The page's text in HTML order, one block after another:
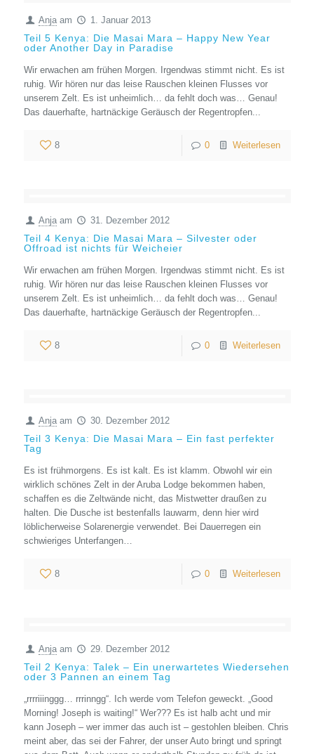
Anja am 1. Januar 2013
Teil 5 Kenya: Die Masai Mara – Happy New Year
oder Another Day in Paradise
Wir erwachen am frühen Morgen. Irgendwas stimmt nicht. Es ist
ruhig. Wir hören nur das leise Rauschen kleinen Flusses vor
unserem Zelt. Es ist unheimlich… da fehlt doch was… Genau!
Das dauerhafte, hartnäckige Geräusch der Regentropfen...
8 0 Weiterlesen
Anja am 31. Dezember 2012
Teil 4 Kenya: Die Masai Mara – Silvester oder
Offroad ist nichts für Weicheier
Wir erwachen am frühen Morgen. Irgendwas stimmt nicht. Es ist
ruhig. Wir hören nur das leise Rauschen kleinen Flusses vor
unserem Zelt. Es ist unheimlich… da fehlt doch was… Genau!
Das dauerhafte, hartnäckige Geräusch der Regentropfen...
8 0 Weiterlesen
Anja am 30. Dezember 2012
Teil 3 Kenya: Die Masai Mara – Ein fast perfekter
Tag
Es ist frühmorgens. Es ist kalt. Es ist klamm. Obwohl wir ein
wirklich schönes Zelt in der Aruba Lodge bekommen haben,
schaffen es die Zeltwände nicht, das Mistwetter draußen zu
halten. Die Dusche ist bestenfalls lauwarm, denn hier wird
löblicherweise Solarenergie verwendet. Bei Dauerregen ein
schwieriges Unterfangen…
8 0 Weiterlesen
Anja am 29. Dezember 2012
Teil 2 Kenya: Talek – Ein unerwartetes Wiedersehen
oder 3 Pannen an einem Tag
„rrrriiinggg… rrrinngg“. Ich werde vom Telefon geweckt. „Good
Morning! Joseph is waiting!“ Wer??? Es ist halb acht und mir
kann Joseph – wer immer das auch ist – gestohlen bleiben. Chris
meint aber, das sei der Fahrer, der unser Auto bringt und springt